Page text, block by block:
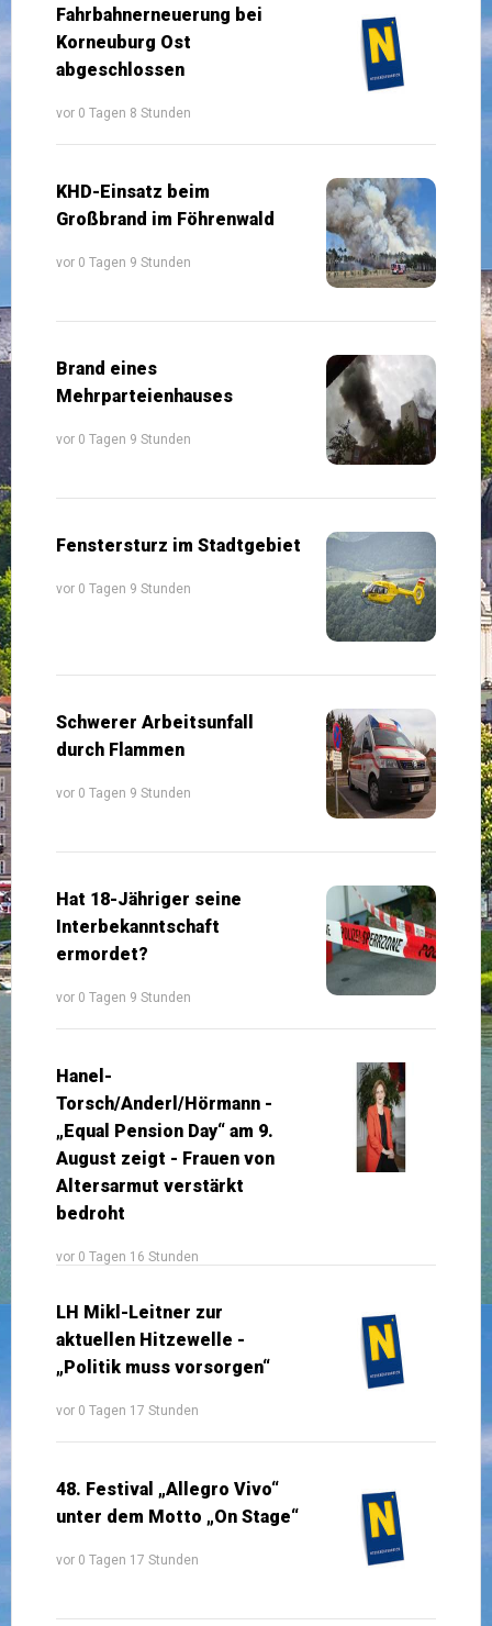
Fahrbahnerneuerung bei
Korneuburg Ost
abgeschlossen
vor 0 Tagen 8 Stunden
KHD-Einsatz beim
Großbrand im Föhrenwald
vor 0 Tagen 9 Stunden
Brand eines
Mehrparteienhauses
vor 0 Tagen 9 Stunden
Fenstersturz im Stadtgebiet
vor 0 Tagen 9 Stunden
Schwerer Arbeitsunfall
durch Flammen
vor 0 Tagen 9 Stunden
Hat 18-Jähriger seine
Interbekanntschaft
ermordet?
vor 0 Tagen 9 Stunden
Hanel-
Torsch/Anderl/Hörmann -
„Equal Pension Day“ am 9.
August zeigt - Frauen von
Altersarmut verstärkt
bedroht
vor 0 Tagen 16 Stunden
LH Mikl-Leitner zur
aktuellen Hitzewelle -
„Politik muss vorsorgen“
vor 0 Tagen 17 Stunden
48. Festival „Allegro Vivo“
unter dem Motto „On Stage“
vor 0 Tagen 17 Stunden